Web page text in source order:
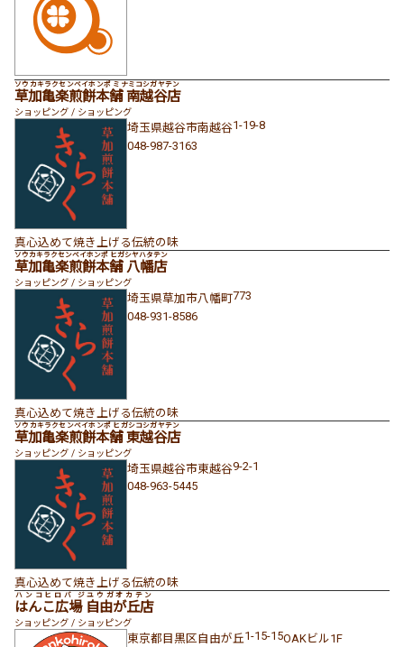
草加亀楽煎餅本舗 南越谷店
ソウカキラクセンベイホンポ ミナミコシガヤテン
ショッピング / ショッピング
埼玉県越谷市南越谷1-19-8
048-987-3163
真心込めて焼き上げる伝統の味
草加亀楽煎餅本舗 八幡店
ソウカキラクセンベイホンポ ヒガシヤハタテン
ショッピング / ショッピング
埼玉県草加市八幡町773
048-931-8586
真心込めて焼き上げる伝統の味
草加亀楽煎餅本舗 東越谷店
ソウカキラクセンベイホンポ ヒガシコシガヤテン
ショッピング / ショッピング
埼玉県越谷市東越谷9-2-1
048-963-5445
真心込めて焼き上げる伝統の味
はんこ広場 自由が丘店
ハンコヒロバ ジユウガオカテン
ショッピング / ショッピング
東京都 目黒区自由が丘1-15-15OAKビル1F